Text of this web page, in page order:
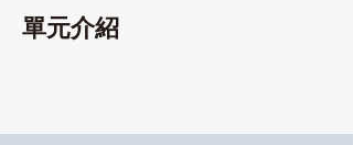
單元介紹